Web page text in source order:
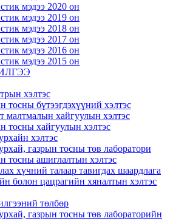
мэдээ 2020 он
мэдээ 2019 он
мэдээ 2018 он
мэдээ 2017 он
мэдээ 2016 он
мэдээ 2015 он
хэлтэс
тосны бүтээгдэхүүний хэлтэс
малтмалын хайгуулын хэлтэс
тосны хайгуулын хэлтэс
хэлтэс
газрын тосны төв лаборатори
тосны ашиглалтын хэлтэс
хүчний талаар тавигдах шаардлага
болон цацрагийн хяналтын хэлтэс
төлбөр
газрын тосны төв лабораторийн